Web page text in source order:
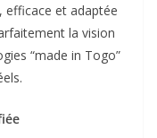
efficace et adaptée
la vision
“made in Togo”